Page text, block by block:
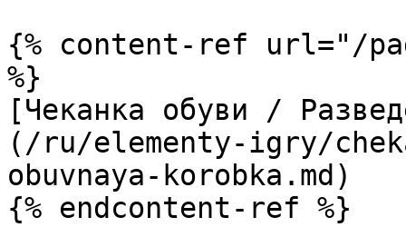
{% content-ref url="/
%}
[Чеканка обуви /
(/ru/elementy-igry/
obuvnaya-korobka.md)